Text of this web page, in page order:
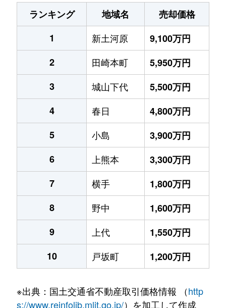
ランキング
地域名
売却価格
1
新土河原
9,100万円
2
田崎本町
5,950万円
3
城山下代
5,500万円
4
春日
4,800万円
5
小島
3,900万円
6
上熊本
3,300万円
7
横手
1,800万円
8
野中
1,600万円
9
上代
1,550万円
10
戸坂町 1,200万円
※出典：国土交通省不動産取引価格情報 （http
s://www.reinfolib.mlit.go.jp/）を加工して作成